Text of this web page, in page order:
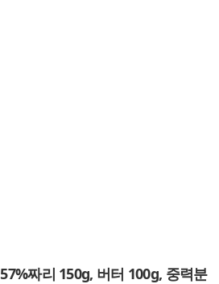
짜리 150g, 버터 100g, 중력분